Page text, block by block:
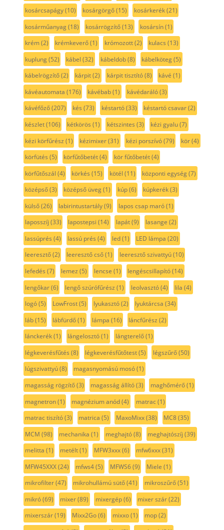
kosárcsapágy(10) kosárgörgő(15) kosárkerék(21)
kosárműanyag(18) kosárrögzítő(13) kosársín(1)
krém(2) krémkeverő(1) krómozott(2) kulacs (13)
kuplung(52) kábel (32) kábeldob(8) kábelköteg(5)
kábelrögzítő(2) kárpit(2) kárpit tisztító(8) kávé (1)
kávéautomata (176) kávébab(1) kávédaráló(3)
kávéfőző(207) kés (73) késtartó(33) késtartó csavar(2)
készlet(106) kétkörös (1) kétszintes (3) kézi gyalu(7)
kézi körfűrész (1) kézimixer(31) kézi porszívó(79) kör(4)
körfütés (5) körfűtőbetét(4) kör fűtőbetét(4)
körfűtőszál (4) körkés (15) kötél (11) központi egység(7)
középső(3) középső üveg(1) kúp(6) kúpkerék(3)
külső(26) labirintustartály(9) lapos csap maró(1)
laposszíj (33) lapostepsi (14) lapát(9) lasange (2)
lassúprés (4) lassú prés (4) led(1) LED lámpa (20)
leeresztő(2) leeresztő cső(1) leeresztő szivattyú(10)
lefedés (7) lemez (5) lencse (1) lengéscsillapító(14)
lengőkar(6) lengő szúrófűrész (1) leolvasztó(4) lila (4)
logó(5) LowFrost(5) lyukasztó(2) lyuktárcsa (34)
láb(15) lábfürdő(1) lámpa (16) láncfűrész (2)
lánckerék(1) lángelosztó(1) lángterelő(1)
légkeverésfűtés (8) légkeverésfűtőtest(5) légszűrő(50)
lúgszivattyú(8) magasnyomású mosó(1)
magasság rögzítő(3) magasság állító(3) maghőmérő(1)
magnetron(1) magnézium anód(4) matrac(1)
matrac tiszító(3) matrica (5) MaxoMixx(38) MC8(35)
MCM (98) mechanika (1) meghajtó(8) meghajtószíj (39)
melitta (1) metélt(1) MFW3xxx(6) mfw6xxx(31)
MFW45XXX(24) mfws4(5) MFWS6(9) Miele (1)
mikrofilter(47) mikrohullámú sütő(41) mikroszűrő(51)
mikró(69) mixer(89) mixergép(6) mixer szár(22)
mixerszár(19) Mixx2Go(6) mixxo(1) mop(2)